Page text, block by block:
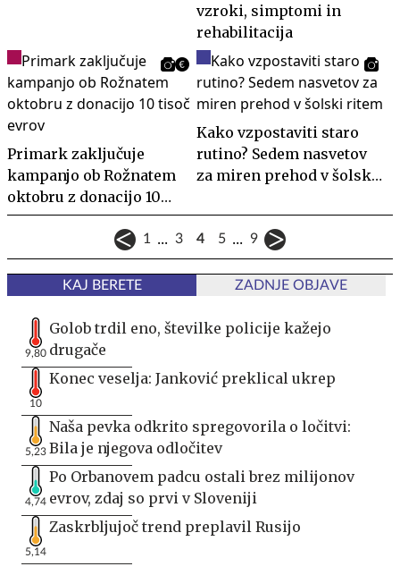
vzroki, simptomi in
rehabilitacija
Primark zaključuje
kampanjo ob Rožnatem
oktobru z donacijo 10
tisoč evrov
Kako vzpostaviti staro
rutino? Sedem nasvetov
za miren prehod v šolski
1 ... 3 4 5 ... 9
KAJ BERETE ZADNJE OBJAVE
9,80
Golob trdil eno, številke policije kažejo
drugače
10
Konec veselja: Janković preklical ukrep
5,23
Naša pevka odkrito spregovorila o ločitvi:
Bila je njegova odločitev
4,74
Po Orbanovem padcu ostali brez milijonov
evrov, zdaj so prvi v Sloveniji
5,14
Zaskrbljujoč trend preplavil Rusijo